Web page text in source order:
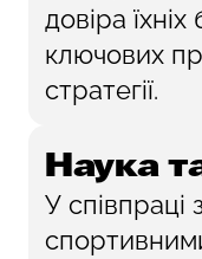
довіра
ключових
стратегії.
Наука
У співпраці